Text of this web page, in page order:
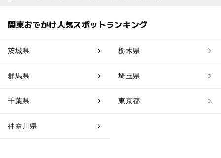
関東おでかけ人気スポットランキング
茨城県 栃木県
群馬県 埼玉県
千葉県 東京都
神奈川県